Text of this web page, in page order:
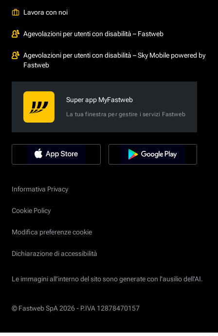
Lavora con noi
Agevolazioni per utenti con disabilità – Fastweb
Agevolazioni per utenti con disabilità – Sky Mobile powered by
Fastweb
Super app MyFastweb
La tua finestra per gestire i servizi Fastweb
Informativa Privacy
Cookie Policy
Modifica preferenze cookie
Dichiarazione di accessibilità
Le immagini all’interno del sito sono generate con l'ausilio dell'AI.
© Fastweb SpA 2026 - P.IVA 12878470157